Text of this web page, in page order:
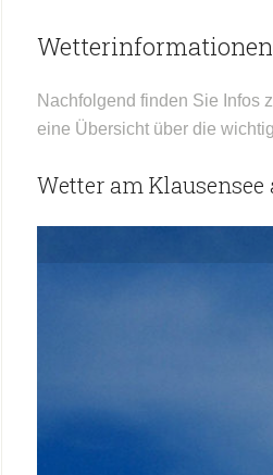
Nachfolgend finden Sie Infos
eine Übersicht über die
Wetter am Klausensee